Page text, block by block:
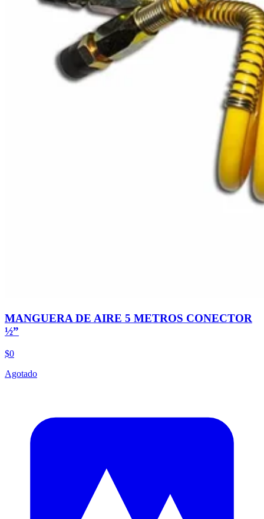
MANGUERA DE AIRE 5 METROS CONECTOR
½”
$0
Agotado